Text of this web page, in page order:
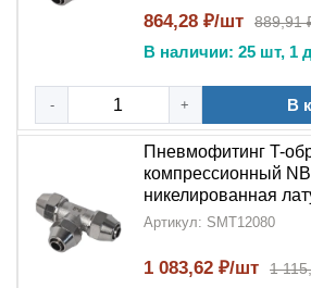
Компактность:T-образная
конструкцияэкономит
Стандарты качества
:
DIN
Пневмофитинг T-образный
SM-T- это профессиональное
надежных разветвлений в
сочетанию
компрессионной
864,28 ₽/шт 889,91
В наличии: 25 шт, 1
- + В
Пневмофитинг T-
компрессионный
никелированная
Артикул: SMT12080
1 083,62 ₽/шт 1